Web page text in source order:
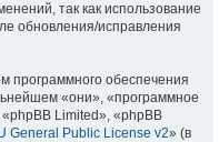
так как использование
обновления/исправления
обеспечения
«они», «программное
Limited», «phpBB
General Public License v2» (в